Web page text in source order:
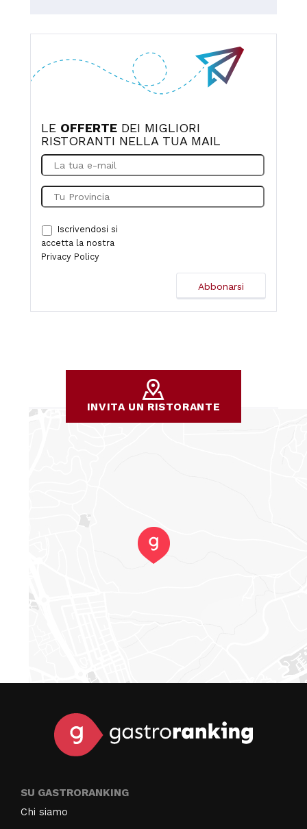
LE OFFERTE DEI MIGLIORI
RISTORANTI NELLA TUA MAIL
Iscrivendosi si
accetta la nostra
Privacy Policy
INVITA UN RISTORANTE
SU GASTRORANKING
Chi siamo